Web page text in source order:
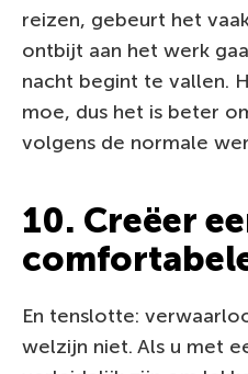
reizen, gebeurt het
ontbijt aan het werk
nacht begint te vallen.
moe, dus het is beter
volgens de normale
10. Creëer
En tenslotte:
welzijn niet. Als u met